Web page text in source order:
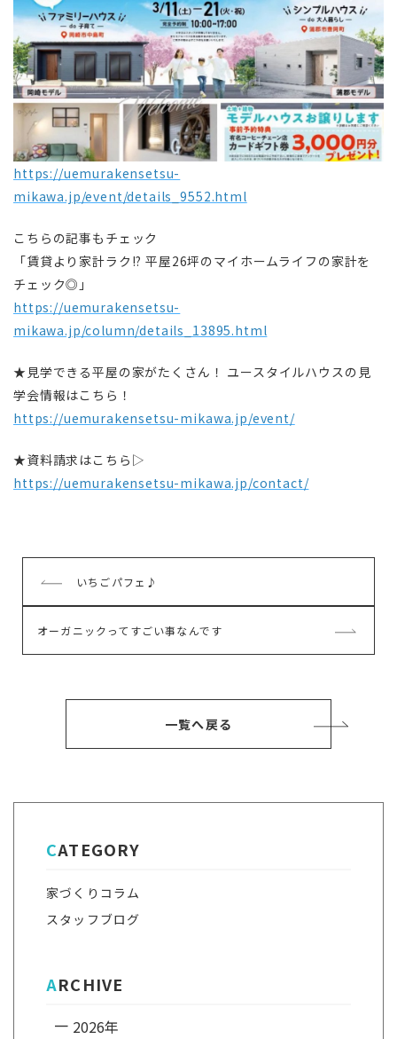
https://uemurakensetsu-
mikawa.jp/event/details_9552.html
こちらの記事もチェック
「賃貸より家計ラク!? 平屋26坪のマイホームライフの家計を
チェック◎」
https://uemurakensetsu-
mikawa.jp/column/details_13895.html
★見学できる平屋の家がたくさん！ ユースタイルハウスの見
学会情報はこちら！
https://uemurakensetsu-mikawa.jp/event/
★資料請求はこちら▷
https://uemurakensetsu-mikawa.jp/contact/
前
事
いちごパフェ♪
次
オーガニックってすごい事なんです
一覧へ戻る
CATEGORY
家づくりコラム
スタッフブログ
ARCHIVE
2026年